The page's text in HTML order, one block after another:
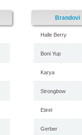
Brandovi
Halle Berry
Boni Yup
Karya
Strongbow
Etirel
Gerber